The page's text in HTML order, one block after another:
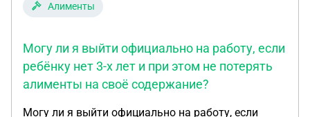
Алименты
Могу ли я выйти официально на работу, если
ребёнку нет 3-х лет и при этом не потерять
алименты на своё содержание?
Могу ли я выйти официально на работу, если